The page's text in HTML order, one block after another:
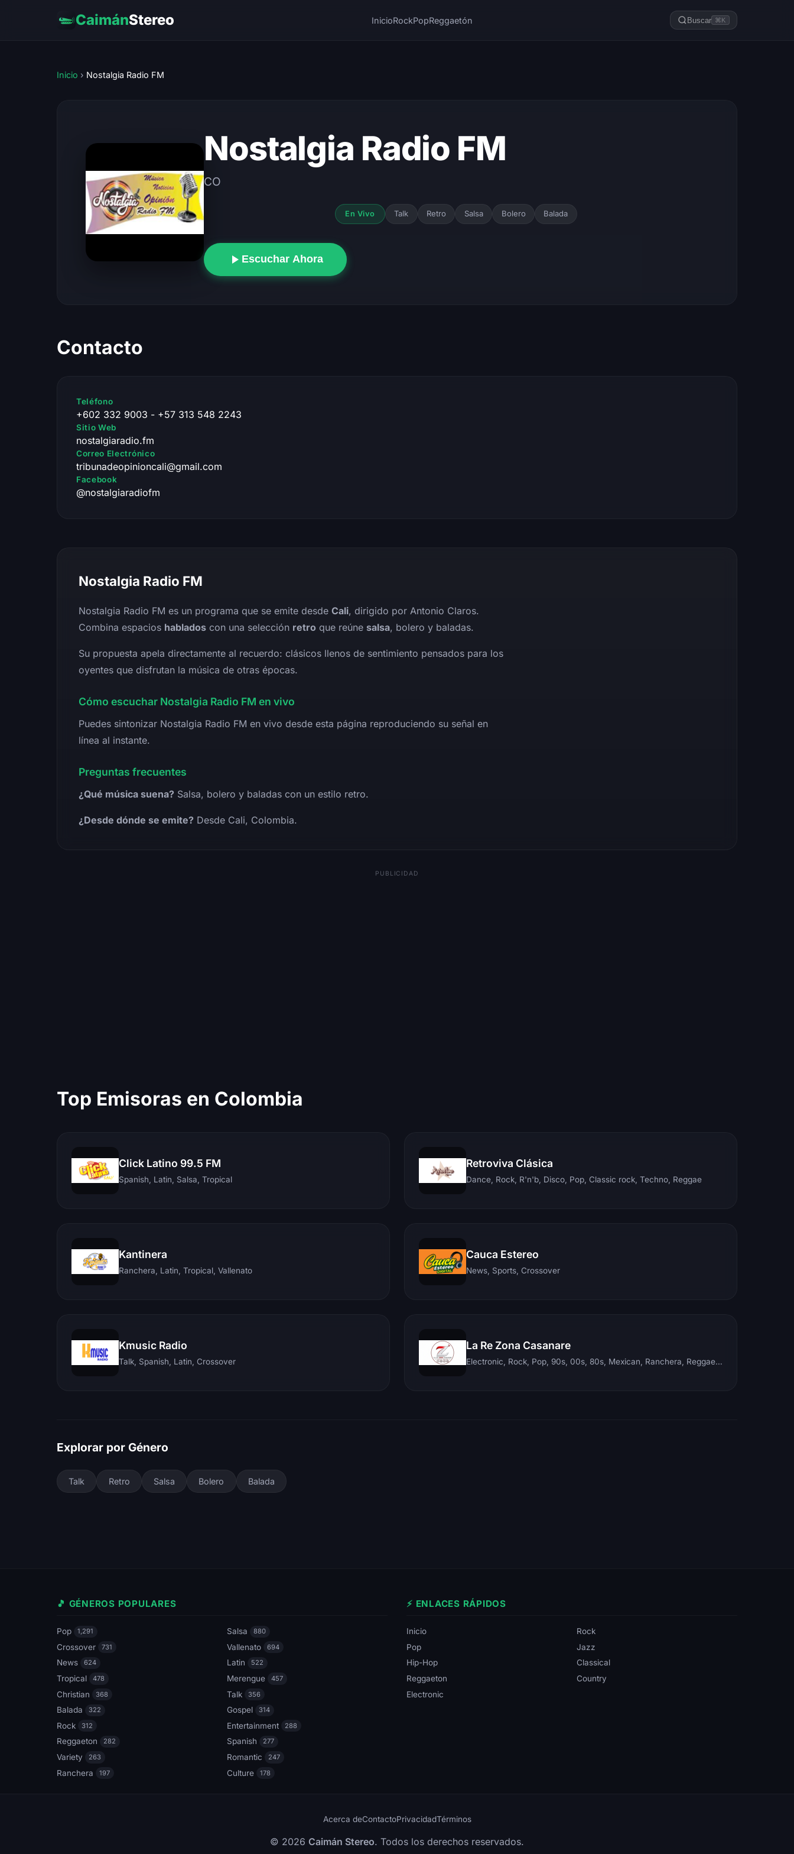
CaimánStereo InicioRockPopReggaetón Buscar ⌘K
Inicio › Nostalgia Radio FM
Nostalgia Radio FM
CO
En Vivo Talk Retro Salsa Bolero Balada
Escuchar Ahora
Contacto
Teléfono
+602 332 9003 - +57 313 548 2243
Sitio Web
nostalgiaradio.fm
Correo Electrónico
tribunadeopinioncali@gmail.com
Facebook
@nostalgiaradiofm
Nostalgia Radio FM
Nostalgia Radio FM es un programa que se emite desde Cali, dirigido por Antonio Claros.
Combina espacios hablados con una selección retro que reúne salsa, bolero y baladas.
Su propuesta apela directamente al recuerdo: clásicos llenos de sentimiento pensados para los
oyentes que disfrutan la música de otras épocas.
Cómo escuchar Nostalgia Radio FM en vivo
Puedes sintonizar Nostalgia Radio FM en vivo desde esta página reproduciendo su señal en
línea al instante.
Preguntas frecuentes
¿Qué música suena? Salsa, bolero y baladas con un estilo retro.
¿Desde dónde se emite? Desde Cali, Colombia.
PUBLICIDAD
Top Emisoras en Colombia
Click Latino 99.5 FM
Spanish, Latin, Salsa, Tropical
Retroviva Clásica
Dance, Rock, R'n'b, Disco, Pop, Classic rock, Techno, Reggae
Kantinera
Ranchera, Latin, Tropical, Vallenato
Cauca Estereo
News, Sports, Crossover
Kmusic Radio
Talk, Spanish, Latin, Crossover
La Re Zona Casanare
Electronic, Rock, Pop, 90s, 00s, 80s, Mexican, Ranchera, Reggaeton, Instrumental, Salsa, Merengue, Tropical, Romantic, Vallenato, Llanera
Explorar por Género
Talk Retro Salsa Bolero Balada
🎵 GÉNEROS POPULARES
Pop 1,291 Salsa 880
Crossover 731 Vallenato 694
News 624 Latin 522
Tropical 478 Merengue 457
Christian 368 Talk 356
Balada 322 Gospel 314
Rock 312 Entertainment 288
Reggaeton 282 Spanish 277
Variety 263 Romantic 247
Ranchera 197 Culture 178
⚡ ENLACES RÁPIDOS
Inicio
Rock
Pop
Jazz
Hip-Hop
Classical
Reggaeton
Country
Electronic
Acerca deContactoPrivacidadTérminos
© 2026 Caimán Stereo. Todos los derechos reservados.